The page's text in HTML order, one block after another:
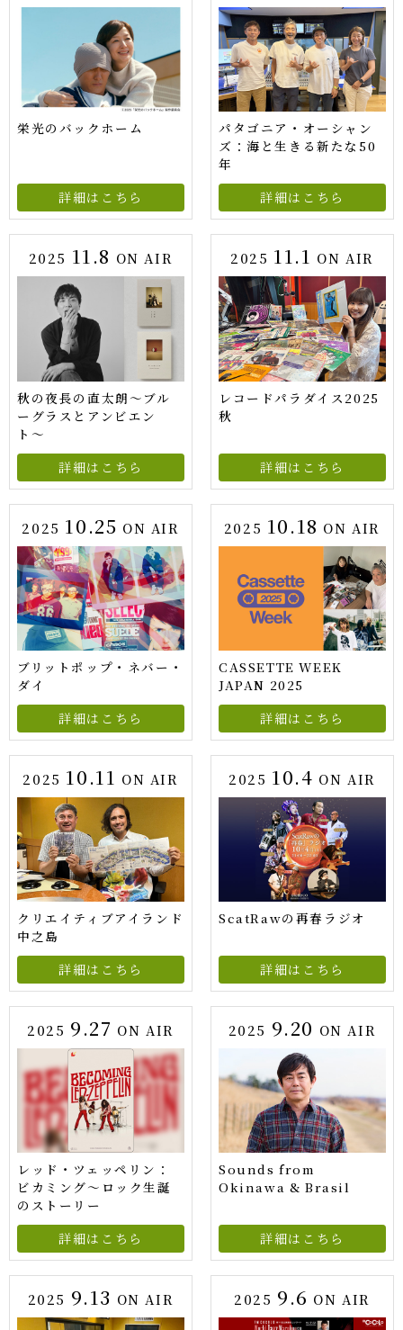
栄光のバックホーム
詳細はこちら
パタゴニア・オーシャン
ズ：海と生きる新たな50
年
詳細はこちら
2025 11.8 ON AIR
秋の夜長の直太朗〜ブル
ーグラスとアンビエン
ト〜
詳細はこちら
2025 11.1 ON AIR
レコードパラダイス2025
秋
詳細はこちら
2025 10.25 ON AIR
ブリットポップ・ネバー・
ダイ
詳細はこちら
2025 10.18 ON AIR
CASSETTE WEEK
JAPAN 2025
詳細はこちら
2025 10.11 ON AIR
クリエイティブアイランド
中之島
詳細はこちら
2025 10.4 ON AIR
ScatRawの再春ラジオ
詳細はこちら
2025 9.27 ON AIR
レッド・ツェッペリン：
ビカミング〜ロック生誕
のストーリー
詳細はこちら
2025 9.20 ON AIR
Sounds from
Okinawa & Brasil
詳細はこちら
2025 9.13 ON AIR 2025 9.6 ON AIR